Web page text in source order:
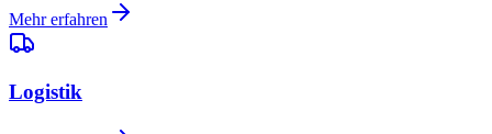
Mehr erfahren
Logistik